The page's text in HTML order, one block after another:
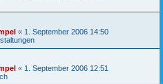
« 1. September 2006 14:50
« 1. September 2006 12:51